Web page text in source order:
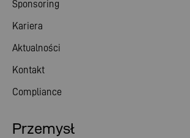
Sponsoring
Kariera
Aktualności
Kontakt
Compliance
Przemysł